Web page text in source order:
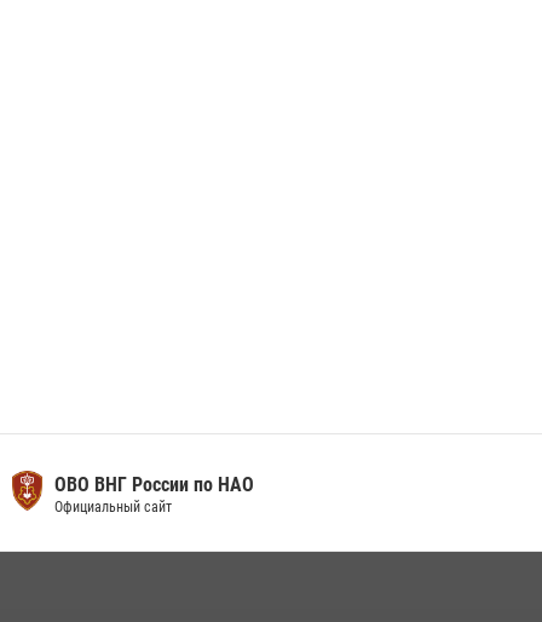
ОВО ВНГ России по НАО
Официальный сайт